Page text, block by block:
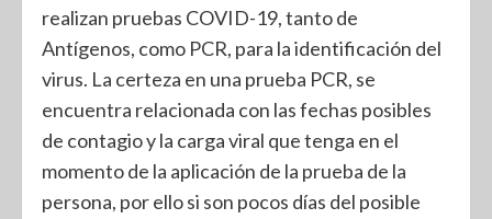
realizan pruebas COVID-19, tanto de
Antígenos, como PCR, para la identificación del
virus. La certeza en una prueba PCR, se
encuentra relacionada con las fechas posibles
de contagio y la carga viral que tenga en el
momento de la aplicación de la prueba de la
persona, por ello si son pocos días del posible